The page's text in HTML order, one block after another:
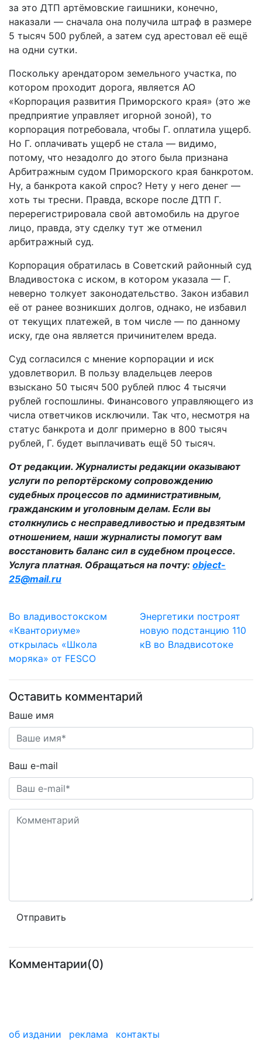
за это ДТП артёмовские гаишники, конечно,
наказали — сначала она получила штраф в размере
5 тысяч 500 рублей, а затем суд арестовал её ещё
на одни сутки.
Поскольку арендатором земельного участка, по
котором проходит дорога, является АО
«Корпорация развития Приморского края» (это же
предприятие управляет игорной зоной), то
корпорация потребовала, чтобы Г. оплатила ущерб.
Но Г. оплачивать ущерб не стала — видимо,
потому, что незадолго до этого была признана
Арбитражным судом Приморского края банкротом.
Ну, а банкрота какой спрос? Нету у него денег —
хоть ты тресни. Правда, вскоре после ДТП Г.
перерегистрировала свой автомобиль на другое
лицо, правда, эту сделку тут же отменил
арбитражный суд.
Корпорация обратилась в Советский районный суд
Владивостока с иском, в котором указала — Г.
неверно толкует законодательство. Закон избавил
её от ранее возникших долгов, однако, не избавил
от текущих платежей, в том числе — по данному
иску, где она является причинителем вреда.
Суд согласился с мнение корпорации и иск
удовлетворил. В пользу владельцев лееров
взыскано 50 тысяч 500 рублей плюс 4 тысячи
рублей госпошлины. Финансового управляющего из
числа ответчиков исключили. Так что, несмотря на
статус банкрота и долг примерно в 800 тысяч
рублей, Г. будет выплачивать ещё 50 тысяч.
От редакции. Журналисты редакции оказывают
услуги по репортёрскому сопровождению
судебных процессов по административным,
гражданским и уголовным делам. Если вы
столкнулись с несправедливостью и предвзятым
отношением, наши журналисты помогут вам
восстановить баланс сил в судебном процессе.
Услуга платная. Обращаться на почту: object-
25@mail.ru
Во владивостокском
«Кванториуме»
открылась «Школа
моряка» от FESCO
Энергетики построят
новую подстанцию 110
кВ во Владвисотоке
Оставить комментарий
Ваше имя
Ваш e-mail
Комментарии(0)
об издании реклама
контакты